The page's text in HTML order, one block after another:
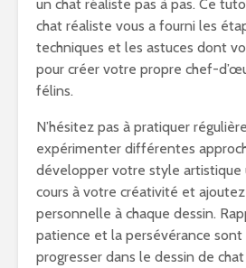
un chat réaliste pas à pas. Ce
chat réaliste vous a fourni les
techniques et les astuces dont
pour créer votre propre chef-
félins.
N’hésitez pas à pratiquer
expérimenter différentes
développer votre style artistique
cours à votre créativité et
personnelle à chaque dessin.
patience et la persévérance
progresser dans le dessin de